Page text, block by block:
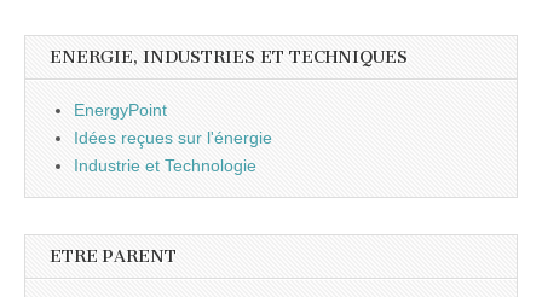
ENERGIE, INDUSTRIES ET TECHNIQUES
EnergyPoint
Idées reçues sur l'énergie
Industrie et Technologie
ETRE PARENT